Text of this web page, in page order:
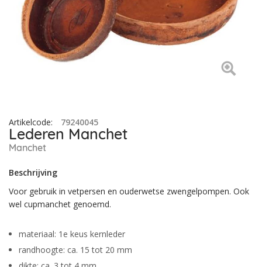
Artikelcode: 79240045
Lederen Manchet
Manchet
Beschrijving
Voor gebruik in vetpersen en ouderwetse zwengelpompen. Ook
wel cupmanchet genoemd.
materiaal: 1e keus kernleder
randhoogte: ca. 15 tot 20 mm